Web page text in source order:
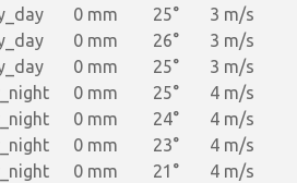
0 mm 25°
3 m/s
0 mm 26°
3 m/s
0 mm 25°
3 m/s
0 mm 25°
4 m/s
0 mm 24°
4 m/s
0 mm 23°
4 m/s
0 mm 21°
4 m/s